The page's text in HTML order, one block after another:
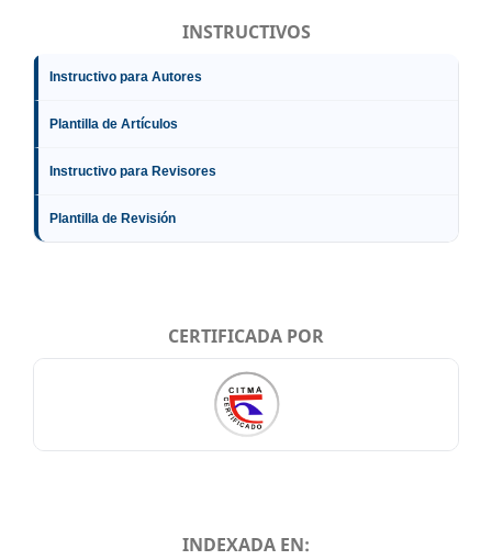
INSTRUCTIVOS
Instructivo para Autores
Plantilla de Artículos
Instructivo para Revisores
Plantilla de Revisión
CERTIFICADA POR
INDEXADA EN: